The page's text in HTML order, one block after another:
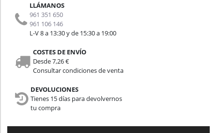
LLÁMANOS
961 351 650
961 106 146
L-V 8 a 13:30 y de 15:30 a 19:00
COSTES DE ENVÍO
Desde 7,26 €
Consultar condiciones de venta
DEVOLUCIONES
Tienes 15 días para devolvernos
tu compra